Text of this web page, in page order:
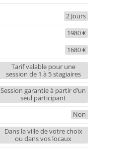
2 Jours
1980 €
1680 €
Tarif valable pour une
session de 1 à 5 stagiaires
Session garantie à partir d’un
seul participant
Non
Dans la ville de votre choix
ou dans vos locaux